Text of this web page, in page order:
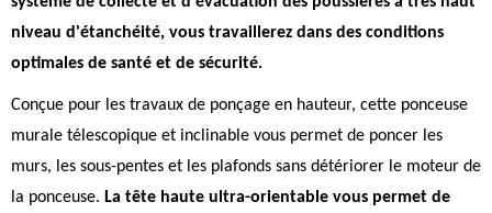
niveau d'étanchéité, vous travaillerez dans des conditions
optimales de santé et de sécurité.
Conçue pour les travaux de ponçage en hauteur, cette ponceuse
murale télescopique et inclinable vous permet de poncer les
murs, les sous-pentes et les plafonds sans détériorer le moteur de
la ponceuse. La tête haute ultra-orientable vous permet de